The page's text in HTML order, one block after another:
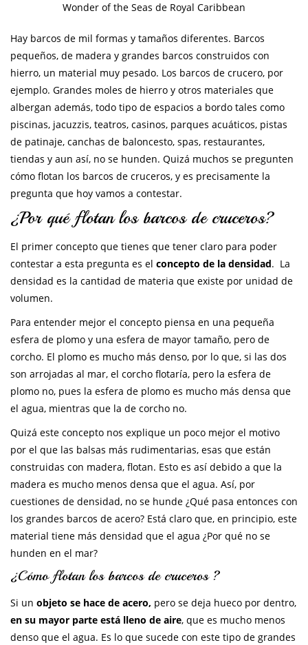
Wonder of the Seas de Royal Caribbean
Hay barcos de mil formas y tamaños diferentes. Barcos
pequeños, de madera y grandes barcos construidos con
hierro, un material muy pesado. Los barcos de crucero, por
ejemplo. Grandes moles de hierro y otros materiales que
albergan además, todo tipo de espacios a bordo tales como
piscinas, jacuzzis, teatros, casinos, parques acuáticos, pistas
de patinaje, canchas de baloncesto, spas, restaurantes,
tiendas y aun así, no se hunden. Quizá muchos se pregunten
cómo flotan los barcos de cruceros, y es precisamente la
pregunta que hoy vamos a contestar.
¿Por qué flotan los barcos de cruceros?
El primer concepto que tienes que tener claro para poder
contestar a esta pregunta es el concepto de la densidad. La
densidad es la cantidad de materia que existe por unidad de
volumen.
Para entender mejor el concepto piensa en una pequeña
esfera de plomo y una esfera de mayor tamaño, pero de
corcho. El plomo es mucho más denso, por lo que, si las dos
son arrojadas al mar, el corcho flotaría, pero la esfera de
plomo no, pues la esfera de plomo es mucho más densa que
el agua, mientras que la de corcho no.
Quizá este concepto nos explique un poco mejor el motivo
por el que las balsas más rudimentarias, esas que están
construidas con madera, flotan. Esto es así debido a que la
madera es mucho menos densa que el agua. Así, por
cuestiones de densidad, no se hunde ¿Qué pasa entonces con
los grandes barcos de acero? Está claro que, en principio, este
material tiene más densidad que el agua ¿Por qué no se
hunden en el mar?
¿Cómo flotan los barcos de cruceros ?
Si un objeto se hace de acero, pero se deja hueco por dentro,
en su mayor parte está lleno de aire, que es mucho menos
denso que el agua. Es lo que sucede con este tipo de grandes